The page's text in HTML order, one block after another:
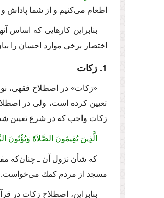
اطعام می‌كنیم و از شما
بنابراین كارهایی كه اساس
اختصار برخی موارد احسان را
1. زكات
«زكات» در اصطلاح فقهی،
تعیین كرده است، ولی در
زكات واجب كه در شرع تعیین
الَّذِینَ یُقِیمُونَ الصَّلاَةَ وَیُؤْتُونَ
كه شأن نزول آن ـ چنان‌كه
مسجد از مردم كمك می‌خواست.
بنابراین، اصطلاح زكات در